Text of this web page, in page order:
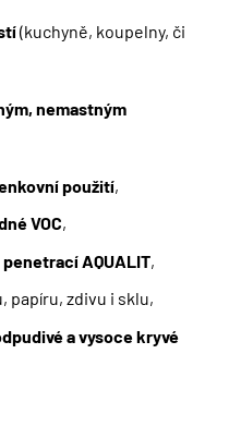
(kuchyně, koupelny, či
nemastným
použití,
VOC,
AQUALIT,
papíru, zdivu i sklu,
a vysoce kryvé